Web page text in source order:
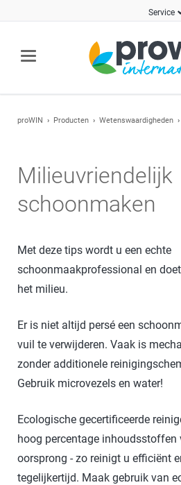
Service
proWIN Producten Wetenswaardigheden
Milieuvriendelijk
schoonmaken
Met deze tips wordt u een echte
schoonmaakprofessional en
het milieu.
Er is niet altijd persé een
vuil te verwijderen. Vaak is
zonder additionele
Gebruik microvezels en water!
Ecologische gecertificeerde
hoog percentage inhoudsstoffen
oorsprong - zo reinigt u efficiënt
tegelijkertijd. Maak gebruik van